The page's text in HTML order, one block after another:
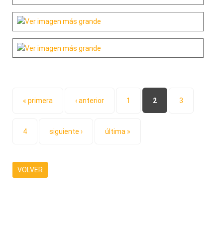
Páginas
« primera ‹ anterior 1 2 3
4 siguiente › última »